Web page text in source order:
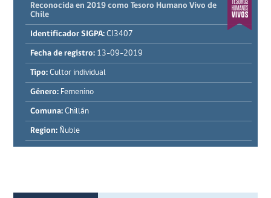
Reconocida en 2019 como Tesoro Humano Vivo de
Chile
Identificador SIGPA: CI3407
Fecha de registro: 13-09-2019
Tipo: Cultor individual
Género: Femenino
Comuna: Chillán
Region: Ñuble